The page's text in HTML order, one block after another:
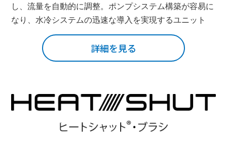
し、流量を自動的に調整。ポンプシステム構築が容易に
なり、水冷システムの迅速な導入を実現するユニット
詳細を見る